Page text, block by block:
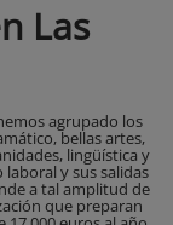
Las
agrupado los
bellas artes,
lingüística y
y sus salidas
a tal amplitud de
que preparan